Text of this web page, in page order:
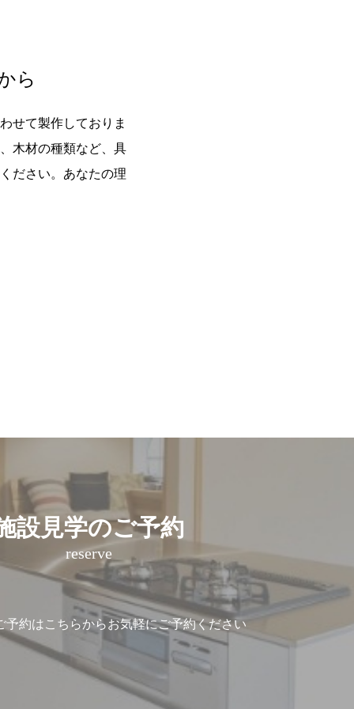
ら
せて製作しておりま
木材の種類など、具
ださい。あなたの理
設見学のご予約
reserve
予約はこちらからお気軽にご予約ください